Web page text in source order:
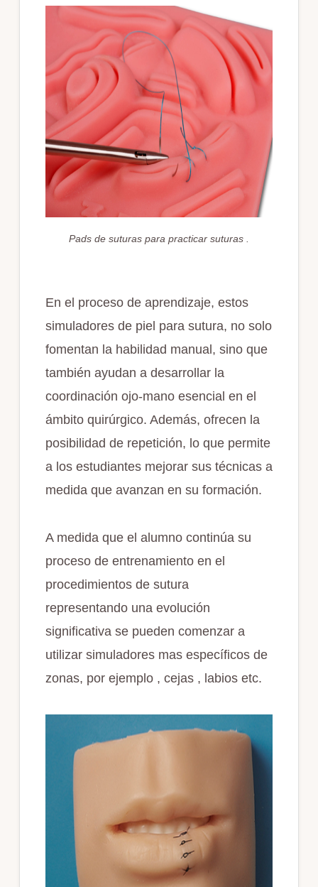
Pads de suturas para practicar suturas
En el proceso de aprendizaje, estos
simuladores de piel para sutura, no solo
fomentan la habilidad manual, sino que
también ayudan a desarrollar la
coordinación ojo-mano esencial en el
ámbito quirúrgico. Además, ofrecen la
posibilidad de repetición, lo que permite
a los estudiantes mejorar sus técnicas a
medida que avanzan en su formación.
A medida que el alumno continúa su
proceso de entrenamiento en el
procedimientos de sutura
representando una evolución
significativa se pueden comenzar a
utilizar simuladores mas específicos de
zonas, por ejemplo , cejas , labios etc.